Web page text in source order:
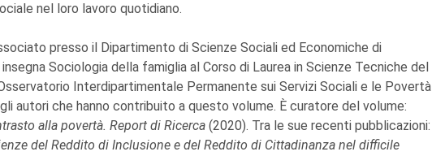
nel loro lavoro quotidiano.
presso il Dipartimento di Scienze Sociali ed Economiche di
insegna Sociologia della famiglia al Corso di Laurea in Scienze Tecniche del
Interdipartimentale Permanente sui Servizi Sociali e le Povertà
autori che hanno contribuito a questo volume. È curatore del volume:
alla povertà. Report di Ricerca (2020). Tra le sue recenti pubblicazioni:
del Reddito di Inclusione e del Reddito di Cittadinanza nel difficile